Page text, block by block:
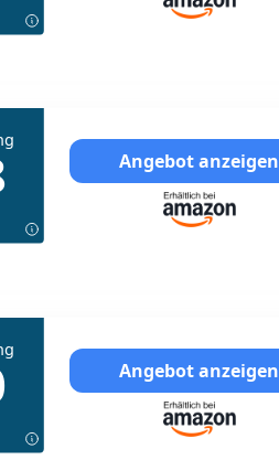
Angebot anzeigen
Angebot anzeigen